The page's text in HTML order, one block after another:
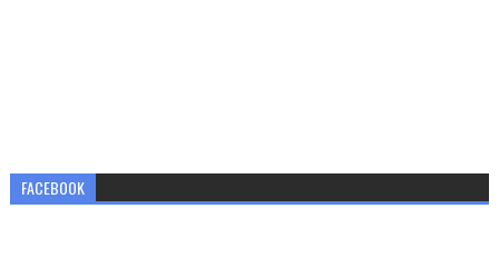
FACEBOOK